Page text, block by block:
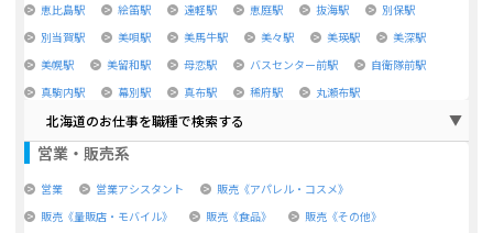
恵比島駅
絵笛駅 遠軽駅 恵庭駅 抜海駅
別保駅
別当賀駅
美唄駅 美馬牛駅 美々駅 美瑛駅
美深駅
美幌駅
美留和駅 母恋駅 バスセンター前駅
自衛隊前駅
真駒内駅
幕別駅 真布駅 稀府駅 丸瀬布駅
北海道のお仕事を職種で検索する
営業・販売系
営業 営業アシスタント
販売《アパレル・コスメ》
販売《量販店・モバイル》
販売《食品》
販売《その他》